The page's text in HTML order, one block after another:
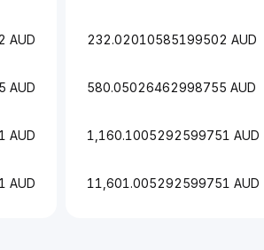
AUD
AUD
AUD
AUD
232.02010585199502 AUD
580.05026462998755 AUD
1,160.1005292599751 AUD
11,601.005292599751 AUD